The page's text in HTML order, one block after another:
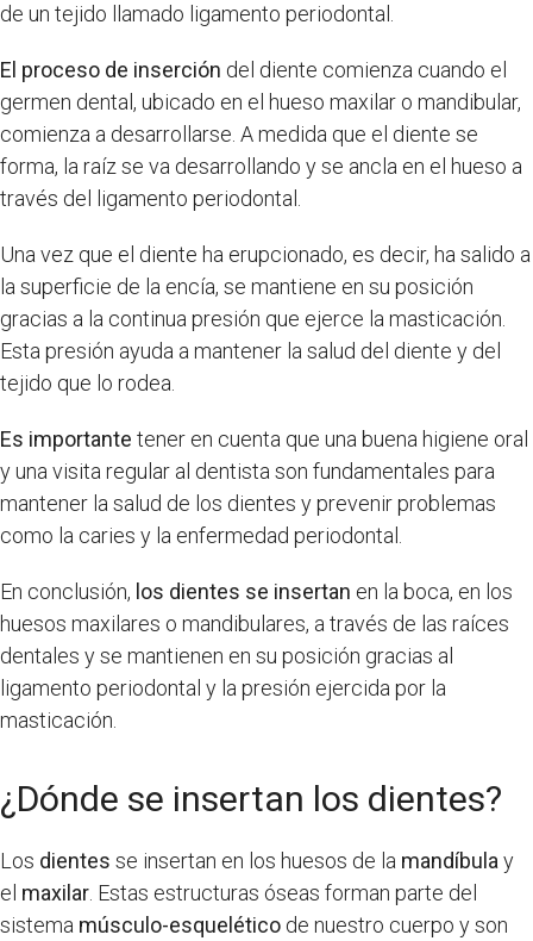
de un tejido llamado ligamento periodontal.
El proceso de inserción del diente comienza cuando el
germen dental, ubicado en el hueso maxilar o mandibular,
comienza a desarrollarse. A medida que el diente se
forma, la raíz se va desarrollando y se ancla en el hueso a
través del ligamento periodontal.
Una vez que el diente ha erupcionado, es decir, ha salido a
la superficie de la encía, se mantiene en su posición
gracias a la continua presión que ejerce la masticación.
Esta presión ayuda a mantener la salud del diente y del
tejido que lo rodea.
Es importante tener en cuenta que una buena higiene oral
y una visita regular al dentista son fundamentales para
mantener la salud de los dientes y prevenir problemas
como la caries y la enfermedad periodontal.
En conclusión, los dientes se insertan en la boca, en los
huesos maxilares o mandibulares, a través de las raíces
dentales y se mantienen en su posición gracias al
ligamento periodontal y la presión ejercida por la
masticación.
¿Dónde se insertan los dientes?
Los dientes se insertan en los huesos de la mandíbula y
el maxilar . Estas estructuras óseas forman parte del
sistema músculo-esquelético de nuestro cuerpo y son